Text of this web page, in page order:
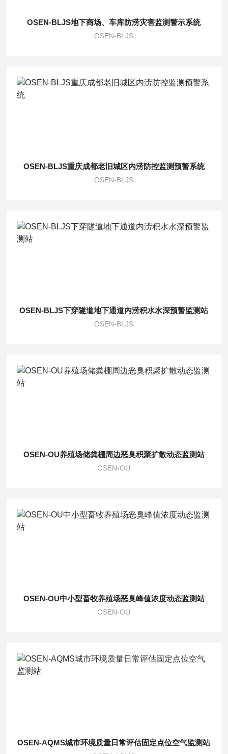
OSEN-BLJS地下商场、车库防涝灾害监测警示系统
OSEN-BLJS
OSEN-BLJS重庆成都老旧城区内涝防控监测预警系统
OSEN-BLJS
OSEN-BLJS下穿隧道地下通道内涝积水水深预警监测站
OSEN-BLJS
OSEN-OU养殖场储粪棚周边恶臭积聚扩散动态监测站
OSEN-OU
OSEN-OU中小型畜牧养殖场恶臭峰值浓度动态监测站
OSEN-OU
OSEN-AQMS城市环境质量日常评估固定点位空气监测站